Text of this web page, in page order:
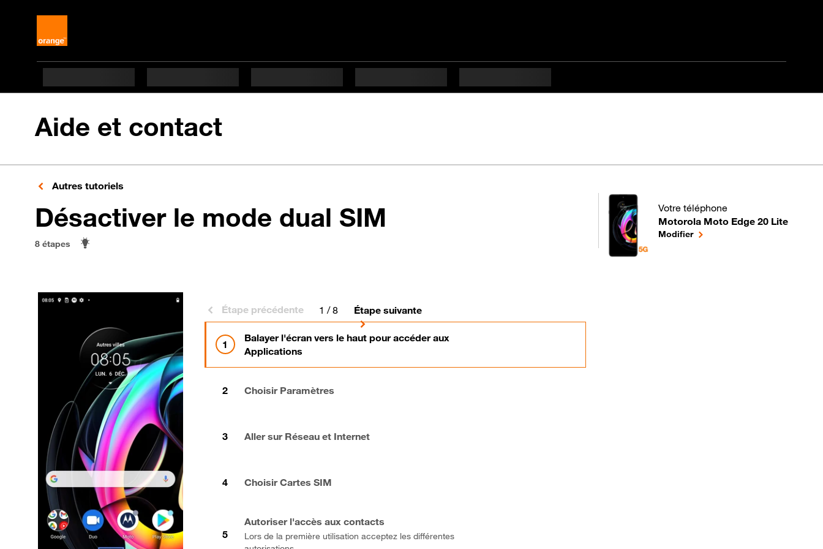
Aide et contact
Autres tutoriels
Désactiver le mode dual SIM en 8 étapes difficulté
8 étapes
Votre téléphone
Motorola Moto Edge 20 Lite
pour votre Motorola Moto Edge 20 Lite
Modifierle téléphone sélectionné
Étape précédente 1 / 8 Étape suivante
Balayer l'écran vers le haut pour accéder aux
Applications
Choisir Paramètres
Aller sur Réseau et Internet
Choisir Cartes SIM
Autoriser l'accès aux contacts
Lors de la première utilisation acceptez les différentes